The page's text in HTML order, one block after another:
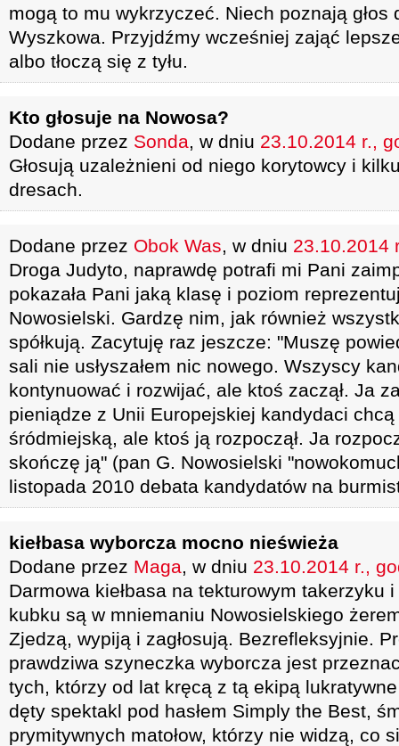
mogą to mu wykrzyczeć. Niech poznają
Wyszkowa. Przyjdźmy wcześniej zająć
albo tłoczą się z tyłu.
Kto głosuje na Nowosa?
Dodane przez Sonda, w dniu 23.10.2014 r.,
Głosują uzależnieni od niego korytowcy i
dresach.
Dodane przez Obok Was, w dniu 23.10.2014
Droga Judyto, naprawdę potrafi mi Pani
pokazała Pani jaką klasę i poziom
Nowosielski. Gardzę nim, jak również
spółkują. Zacytuję raz jeszcze: "Muszę
sali nie usłyszałem nic nowego. Wszyscy
kontynuować i rozwijać, ale ktoś zaczął. Ja
pieniądze z Unii Europejskiej kandydaci
śródmiejską, ale ktoś ją rozpoczął. Ja
skończę ją" (pan G. Nowosielski
listopada 2010 debata kandydatów na
kiełbasa wyborcza mocno nieświeża
Dodane przez Maga, w dniu 23.10.2014 r.,
Darmowa kiełbasa na tekturowym takerzyku
kubku są w mniemaniu Nowosielskiego
Zjedzą, wypiją i zagłosują. Bezrefleksyjnie.
prawdziwa szyneczka wyborcza jest
tych, którzy od lat kręcą z tą ekipą
dęty spektakl pod hasłem Simply the Best,
prymitywnych matołow, którzy nie widzą, co